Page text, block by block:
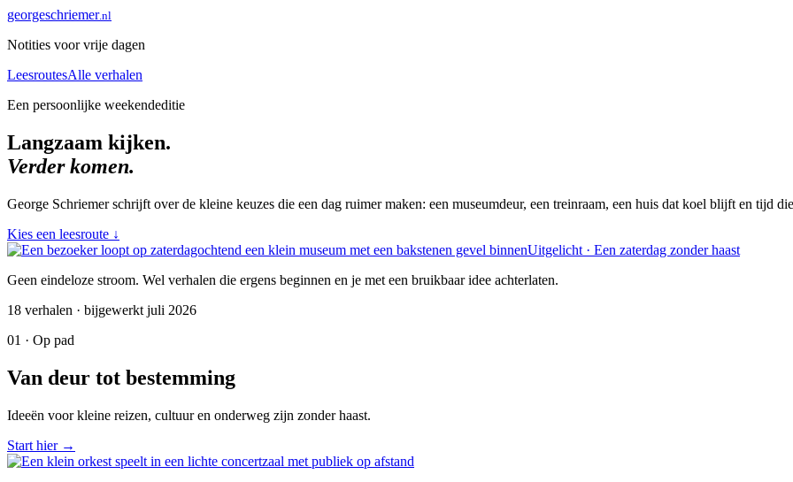
georgeschriemer.nl
Notities voor vrije dagen
LeesroutesAlle verhalen
Een persoonlijke weekendeditie
Langzaam kijken.
Verder komen.
George Schriemer schrijft over de kleine keuzes die een dag ruimer maken: een museumdeur, een treinraam, een huis dat koel blijft en tijd
Kies een leesroute ↓
Uitgelicht · Een zaterdag zonder haast
Geen eindeloze stroom. Wel verhalen die ergens beginnen en je met een bruikbaar idee achterlaten.
18 verhalen · bijgewerkt juli 2026
01 · Op pad
Van deur tot bestemming
Ideeën voor kleine reizen, cultuur en onderweg zijn zonder haast.
Start hier →